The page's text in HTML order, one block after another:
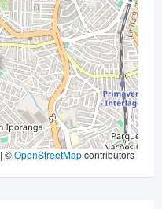
|©OpenStreetMapcontributors